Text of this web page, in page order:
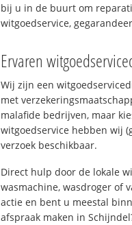
bij u in de buurt om
witgoedservice,
Ervaren
Wij zijn een
met
malafide bedrijven, maar
witgoedservice hebben wij
verzoek beschikbaar.
Direct hulp door de lokale
wasmachine, wasdroger of
actie en bent u meestal
afspraak maken in